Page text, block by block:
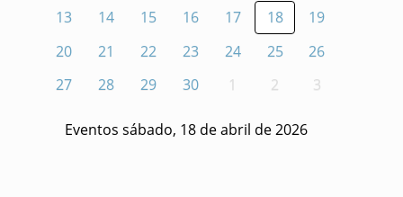
13
14 15 16 17 18
19
20
21 22 23 24 25
26
27
28 29 30 1 2 3
Eventos sábado, 18 de abril de 2026